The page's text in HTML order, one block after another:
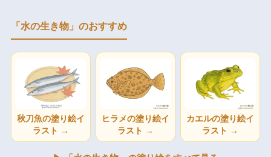
「水の生き物」のおすすめ
秋刀魚の塗り絵イ
ラスト →
ヒラメの塗り絵イ
ラスト →
カエルの塗り絵イ
ラスト →